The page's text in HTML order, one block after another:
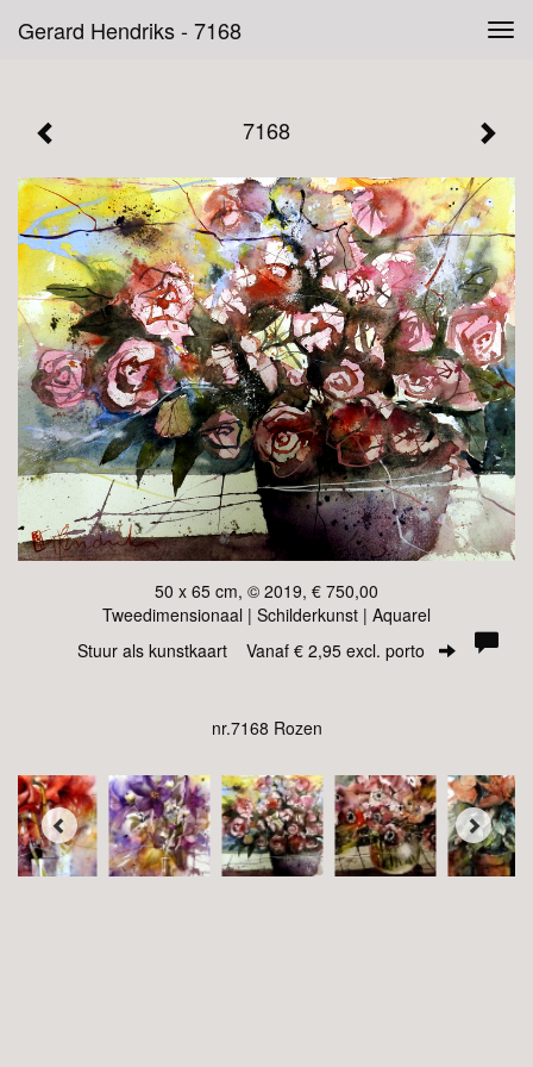
Gerard Hendriks - 7168
7168
50 x 65 cm, © 2019, € 750,00
Tweedimensionaal | Schilderkunst | Aquarel
Stuur als kunstkaart Vanaf € 2,95 excl. porto
nr.7168 Rozen